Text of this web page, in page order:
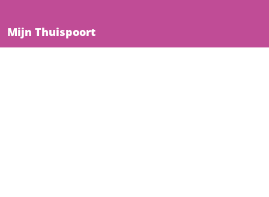
Mijn Thuispoort